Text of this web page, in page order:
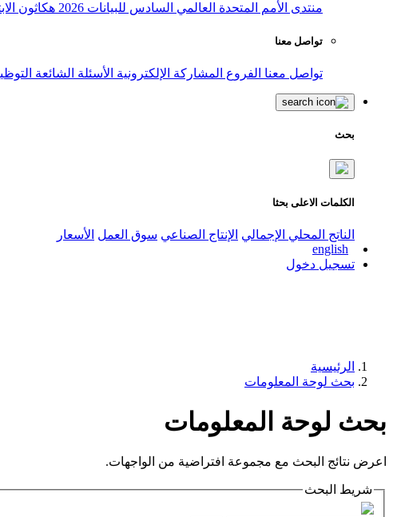
منتدى الأمم المتحدة العالمي السادس للبيانات 2026 هكاثون
تواصل معنا
تواصل معنا الفروع المشاركة الإلكترونية الأسئلة الشائعة
بحث
الكلمات الاعلى بحثا
الناتج المحلي الإجمالي الإنتاج الصناعي سوق العمل الأسعار
english
تسجيل دخول
الرئيسية
بحث لوحة المعلومات
بحث لوحة المعلومات
اعرض نتائج البحث مع مجموعة افتراضية من الواجهات.
شريط البحث